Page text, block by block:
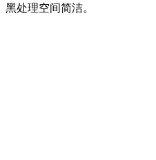
黑处理空间简洁。